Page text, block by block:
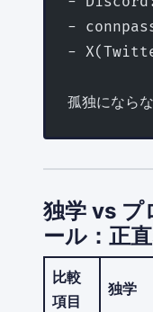
-
-
孤独になら
独学 vs プ
ール：正
比較
項目
独学